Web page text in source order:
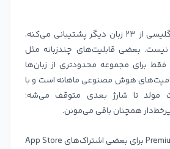
Grammarly علاوه بر انگلیسی از ۲۳ زبان دیگر پشتیبانی می‌کنه،
نیست. بعضی قابلیت‌های چندزبانه مثل
فقط برای مجموعه محدودتری از زبان‌ها
هوش مصنوعی ماهانه است و با
مولد تا شارژ بعدی متوقف می‌شه؛
همچنان باقی می‌مونن.
نام‌گذاری هم مهمه. Premium برای بعضی اشتراک‌های App Store